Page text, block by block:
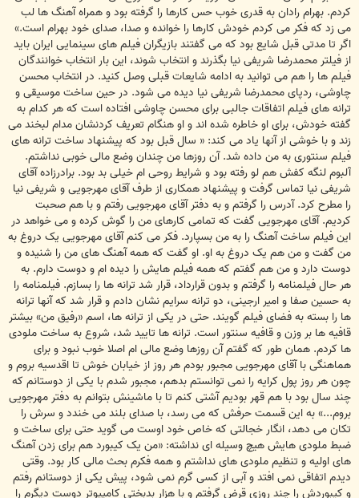
کردم. بهرام رادان به قدری خوب حس کارها را گرفته بود و همراه آهنگ ها لب
می زد که فکر می کردم خودش کارها را خوانده و صدا، صدای خود بهرام است.»
اگر تا مدتی قبل شایع بود که می گفتند بازیگران فیلم های سینمایی ایران باید
از فیلتر محمدرضا شریفی نیا بگذرند و انتخاب شوند، این بار انتخاب خوانندگان
فیلم ها را هم می توانید به ادامه شایعات قبلی وصل کنید. در انتخاب محسن
چاوشی، ردپای محمدرضا شریفی نیا دیده می شود. در حین ساخت موسیقی و
ترانه های فیلم اتفاقات جالبی برای محسن چاوشی افتاده است که هر کدام به
گفته خودش، برای او خاطره شده اند و او هنگام تعریف کردنشان مدام لبخند می
زند و با خوشی از آنها یاد می کند: « سال قبل بود که پیشنهاد ساخت ترانه های
فیلم سنتوری به من داده شد. آن روزها من چندان وضع مالی خوبی نداشتم.
آلبوم لنگه کفش هم لو رفته بود و شرایط روحی ام خیلی بد بود. برادرزاده آقای
شریفی نیا تماس گرفت و پیشنهاد همکاری از طرف آقای مهرجویی و شریفی نیا
را مطرح کرد. آدرس را گرفتم و به دفتر آقای مهرجویی رفتم و با هم صحبت
کردیم. آقای مهرجویی گفت که تمامی کارهای من را گوش کرده و می خواهد در
این فیلم ساخت آهنگ را به من بسپارد. فکر می کنم آقای مهرجویی یک دروغ به
من گفت و من هم یک دروغ به او. او گفت که همه آهنگ های من را شنیده و
دوست دارد و من هم گفتم که همه فیلم هایش را دیده ام و دوست دارم. به
هر حال فیلمنامه را گرفتم و بدون قرارداد، قرار شد ترانه ها را بسازم. فیلمنامه را
به حسین صفا و امیر ارجینی، دو ترانه سرایم نشان دادم و قرار شد که آنها ترانه
ها را بسته به فضای فیلم گویند. حتی در یکی از ترانه ها، اسم «رفیق من» بیشتر
قافیه ها بر وزن و قافیه سنتور است. ترانه ها تایید شد، شروع به ساخت ملودی
ها کردم. همان طور که گفتم آن روزها وضع مالی ام اصلا خوب نبود و برای
هماهنگی با آقای مهرجویی مجبور بودم هر روز از خیابان خوش تا اقدسیه بروم و
چون هر روز پول کرایه را نمی توانستم بدهم، مجبور شدم با یکی از دوستانم که
چند سال بود با هم قهر بودیم آشتی کنم تا با ماشینش بتوانم به دفتر مهرجویی
بروم...» به این قسمت حرفش که می رسد، با صدای بلند می خندد و سرش را
تکان می دهد، انگار خجالتی که خاص خود اوست می گوید حتی برای ساخت و
ضبط ملودی هایش هیچ وسیله ای نداشته: «من یک کیبورد هم برای زدن آهنگ
های اولیه و تنظیم ملودی های نداشتم و همه فکرم بحث مالی کار بود. وقتی
دیدم اتفاقی نمی افتد و آبی از کسی گرم نمی شود، پیش یکی از دوستانم رفتم
و کیبوردش را چند روزی قرض گرفتم و با هزار بدبختی کامپیوتر دوست دیگرم را